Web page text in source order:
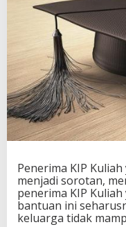
Penerima KIP
menjadi sorotan,
penerima KIP
bantuan ini
keluarga tidak